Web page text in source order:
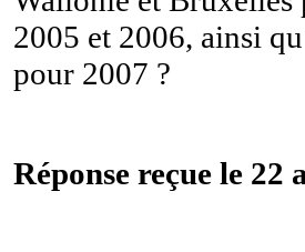
2005 et 2006, ainsi
pour 2007 ?
Réponse reçue le 22